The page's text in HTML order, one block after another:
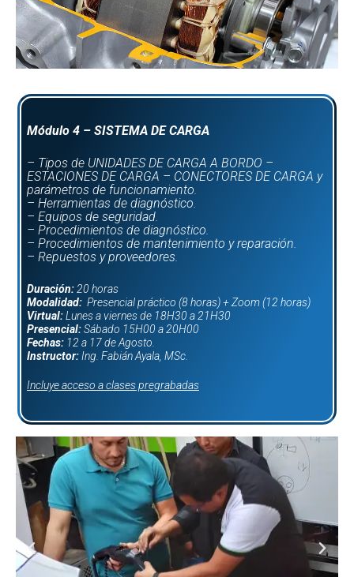
Módulo 4 – SISTEMA DE CARGA
– Tipos de UNIDADES DE CARGA A BORDO –
ESTACIONES DE CARGA – CONECTORES DE CARGA y
parámetros de funcionamiento.
– Herramientas de diagnóstico.
– Equipos de seguridad.
– Procedimientos de diagnóstico.
– Procedimientos de mantenimiento y reparación.
– Repuestos y proveedores.
Duración:20 horas
Modalidad: Presencial práctico (8 horas) + Zoom (12 horas)
Virtual:Lunes a viernes de 18H30 a 21H30
Presencial:Sábado 15H00 a 20H00
Fechas: 12 a 17 de Agosto.
Instructor:Ing. Fabián Ayala, MSc.
Incluye acceso a clases pregrabadas